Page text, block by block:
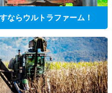
ならウルトラファーム！